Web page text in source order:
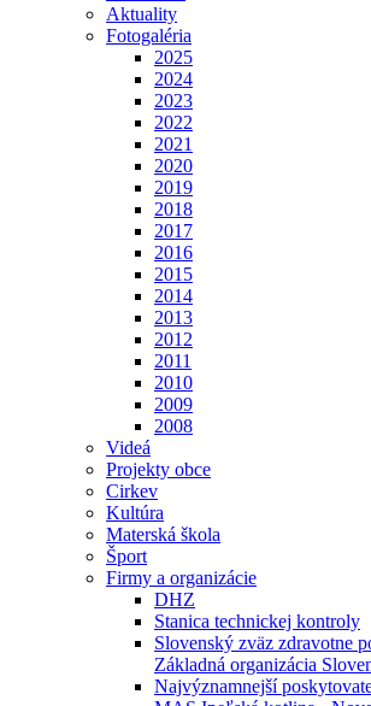
Aktuality
Fotogaléria
2025
2024
2023
2022
2021
2020
2019
2018
2017
2016
2015
2014
2013
2012
2011
2010
2009
2008
Videá
Projekty obce
Cirkev
Kultúra
Materská škola
Šport
Firmy a organizácie
DHZ
Stanica technickej kontroly
Slovenský zväz zdravotne
Základná organizácia
Najvýznamnejší